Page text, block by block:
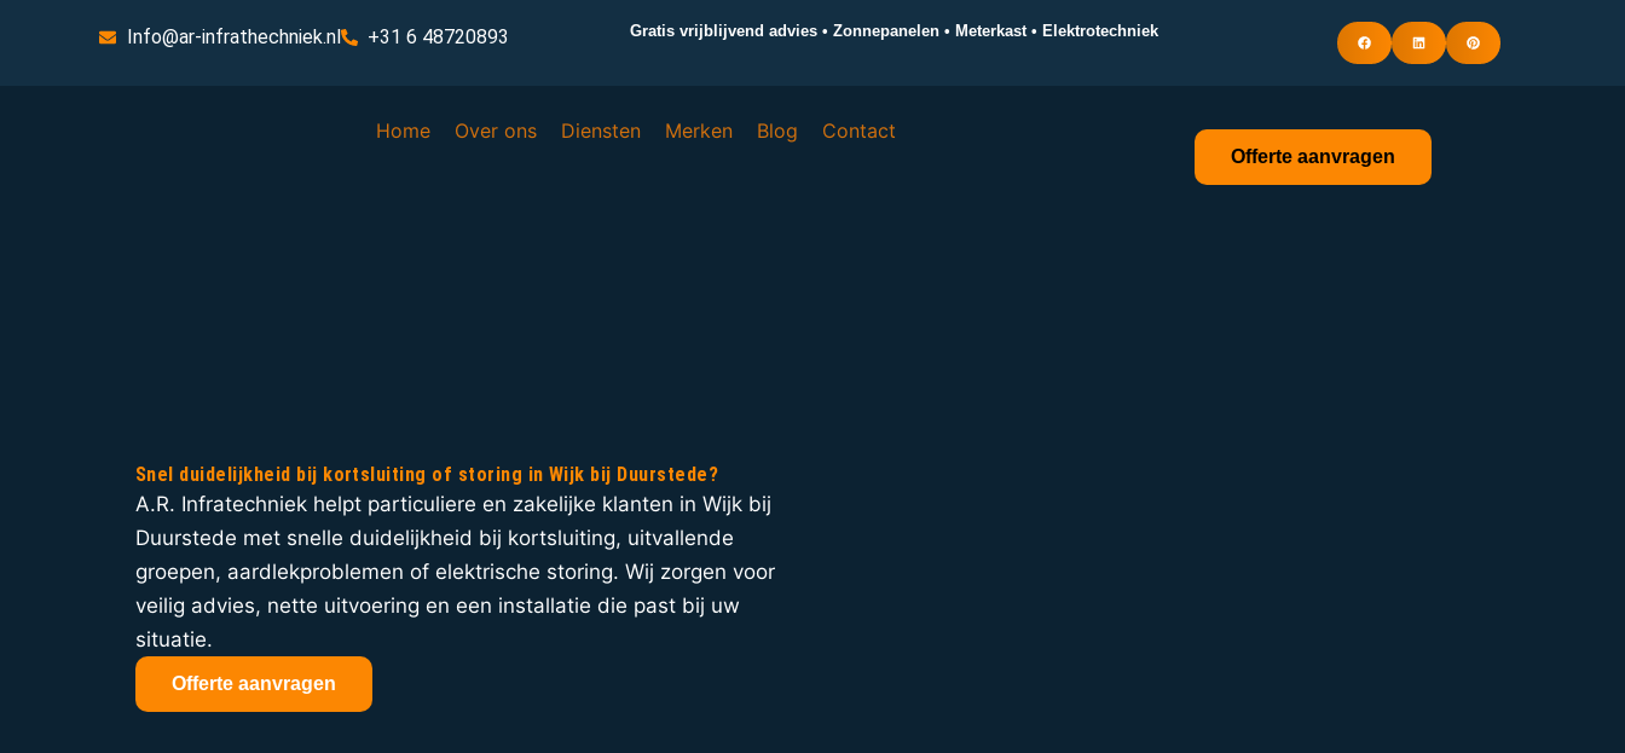
Info@ar-infrathechniek.nl +31 6 48720893 Gratis vrijblijvend advies • Zonnepanelen • Meterkast • Elektrotechniek
Home Over ons Diensten Merken Blog Contact
Offerte aanvragen
Snel duidelijkheid bij kortsluiting of storing in Wijk bij Duurstede?
A.R. Infratechniek helpt particuliere en zakelijke klanten in Wijk bij
Duurstede met snelle duidelijkheid bij kortsluiting, uitvallende
groepen, aardlekproblemen of elektrische storing. Wij zorgen voor
veilig advies, nette uitvoering en een installatie die past bij uw
situatie.
Offerte aanvragen